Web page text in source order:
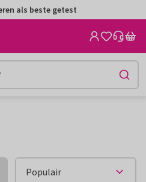
als beste getest